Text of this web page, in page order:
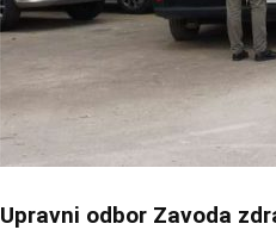
Upravni odbor Zavoda